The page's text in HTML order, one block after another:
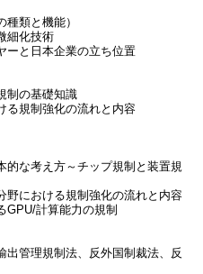
種類と機能）
細化技術
ーと日本企業の立ち位置
制の基礎知識
る規制強化の流れと内容
的な考え方～チップ規制と装置規
野における規制強化の流れと内容
GPU/計算能力の規制
出管理規制法、反外国制裁法、反